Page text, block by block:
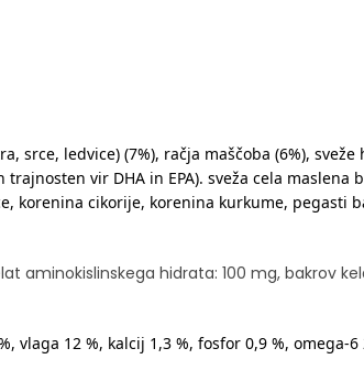
srce, ledvice) (7%), račja maščoba (6%),
vir DHA in EPA). sveža cela maslena
korenina cikorije, korenina kurkume, pegasti
aminokislinskega hidrata: 100 mg, bakrov
vlaga 12 %, kalcij 1,3 %, fosfor 0,9 %, omega-6